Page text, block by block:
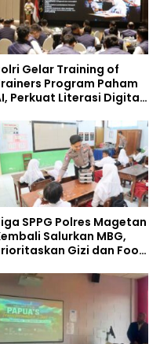
Gelar Training of
Program Paham
Perkuat Literasi Digital
SPPG Polres Magetan
Salurkan MBG,
Gizi dan Food